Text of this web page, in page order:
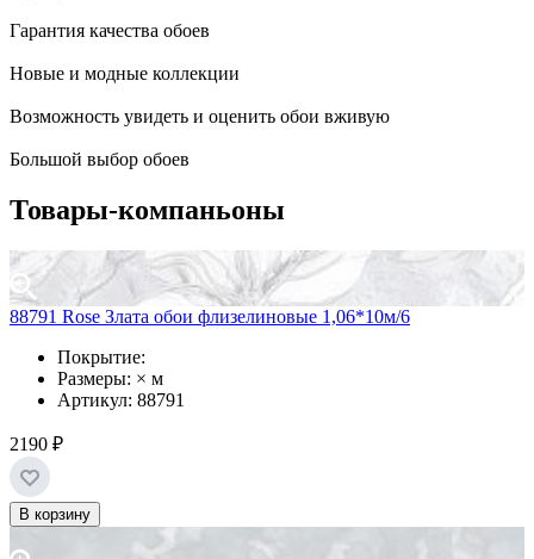
Гарантия качества обоев
Новые и модные коллекции
Возможность увидеть и оценить обои вживую
Большой выбор обоев
Товары-компаньоны
88791 Rose Злата обои флизелиновые 1,06*10м/6
Покрытие:
Размеры: × м
Артикул: 88791
2190 ₽
В корзину